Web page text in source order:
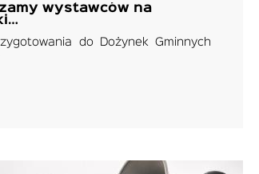
wystawców na
do Dożynek Gminnych